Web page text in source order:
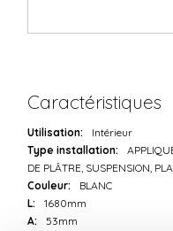
Caractéristiques
Utilisation:
Intérieur
Type installation:
DE PLÂTRE, SUSPENSION,
Couleur:
BLANC
L:
1680mm
A:
53mm